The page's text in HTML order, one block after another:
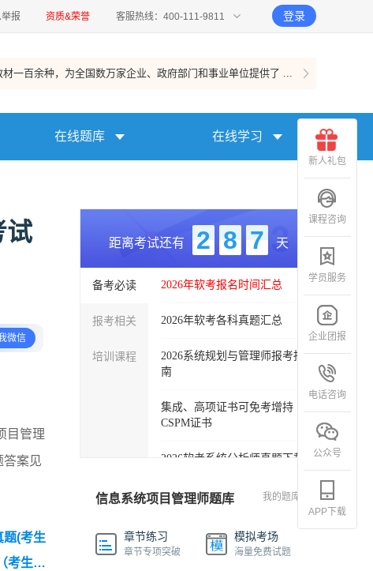
报 资质&荣誉 客服热线：400-111-9811 登录
一百余种，为全国数万家企业、政府部门和事业单位提供了 ...
在线题库 在线学习
试
微信
目管理
答案见
题(考生
考生回
距离考试还有 2 8 7 天
备考必读
报考相关
培训课程
2026年软考报名时间汇总
2026年软考各科真题汇总
2026系统规划与管理师报考指
南
集成、高项证书可免考增持
CSPM证书
2026软考系统分析师真题下载
软考各科目自学必备学习包
2027年信息系统项目管理师精
品班
信息系统项目管理师题库 我的题库
章节练习
章节专项突破
模拟考场
海量免费试题
新人礼包
课程咨询
学员服务
企业团报
电话咨询
公众号
APP下载